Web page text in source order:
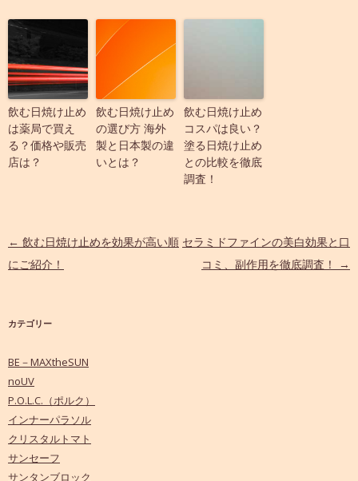
飲む日焼け止め
は薬局で買え
る？価格や販売
店は？
飲む日焼け止め
の選び方 海外
製と日本製の違
いとは？
飲む日焼け止め
コスパは良い？
塗る日焼け止め
との比較を徹底
調査！
投稿ナビゲーション
← 飲む日焼け止めを効果が高い順
にご紹介！
セラミドファインの美白効果と口
コミ、副作用を徹底調査！
→
カテゴリー
BE－MAXtheSUN
noUV
P.O.L.C.（ポルク）
インナーパラソル
クリスタルトマト
サンセーフ
サンタンブロック